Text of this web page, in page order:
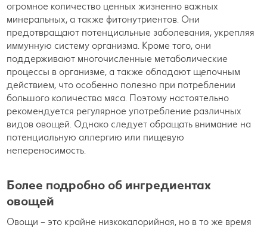
огромное количество ценных жизненно важных
минеральных, а также фитонутриентов. Они
предотвращают потенциальные заболевания, укрепляя
иммунную систему организма. Кроме того, они
поддерживают многочисленные метаболические
процессы в организме, а также обладают щелочным
действием, что особенно полезно при потреблении
большого количества мяса. Поэтому настоятельно
рекомендуется регулярное употребление различных
видов овощей. Однако следует обращать внимание на
потенциальную аллергию или пищевую
непереносимость.
Более подробно об ингредиентах
овощей
Овощи – это крайне низкокалорийная, но в то же время